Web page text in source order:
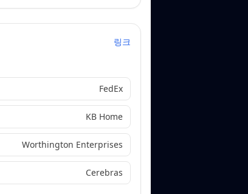
링크
FedEx
KB Home
Worthington Enterprises
Cerebras